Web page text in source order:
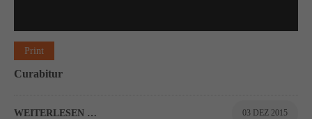
Print
Curabitur
WEITERLESEN … 03 DEZ 2015